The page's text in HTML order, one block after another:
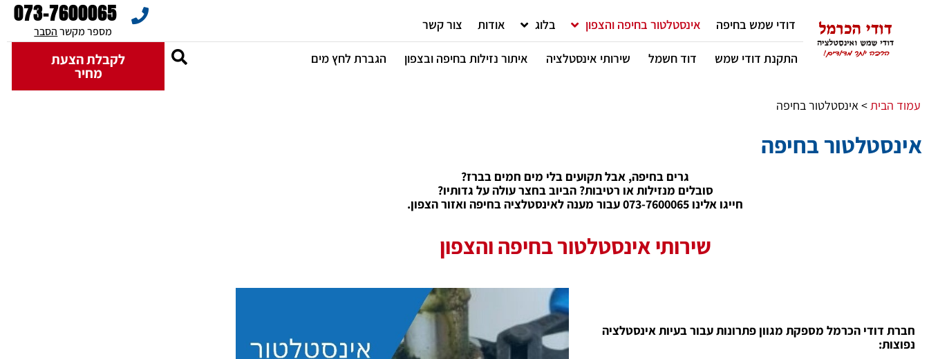
דודי שמש בחיפה אינסטלטור בחיפה והצפון בלוג אודות צור קשר 073-7600065
מספר מקשר הסבר
התקנת דודי שמש דוד חשמל שירותי אינסטלציה איתור נזילות בחיפה ובצפון הגברת לחץ מים לקבלת הצעת
מחיר
עמוד הבית>אינסטלטור בחיפה
אינסטלטור בחיפה
גרים בחיפה, אבל תקועים בלי מים חמים בברז?
סובלים מנזילות או רטיבות? הביוב בחצר עולה על גדותיו?
חייגו אלינו 073-7600065 עבור מענה לאינסטלציה בחיפה ואזור הצפון.
שירותי אינסטלטור בחיפה והצפון
חברת דודי הכרמל מספקת מגוון פתרונות עבור בעיות אינסטלציה
נפוצות: